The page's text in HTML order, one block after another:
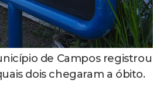
de Campos registrou
dois chegaram a óbito.